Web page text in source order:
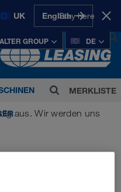
UK EnglishStay here
mit mehr als
Mitarbeitern ist
österreichischen
Privatkonzerne.
English
Slovenščina
GROUP DE
MERKLISTE
ein individuelles
aus. Wir werden uns